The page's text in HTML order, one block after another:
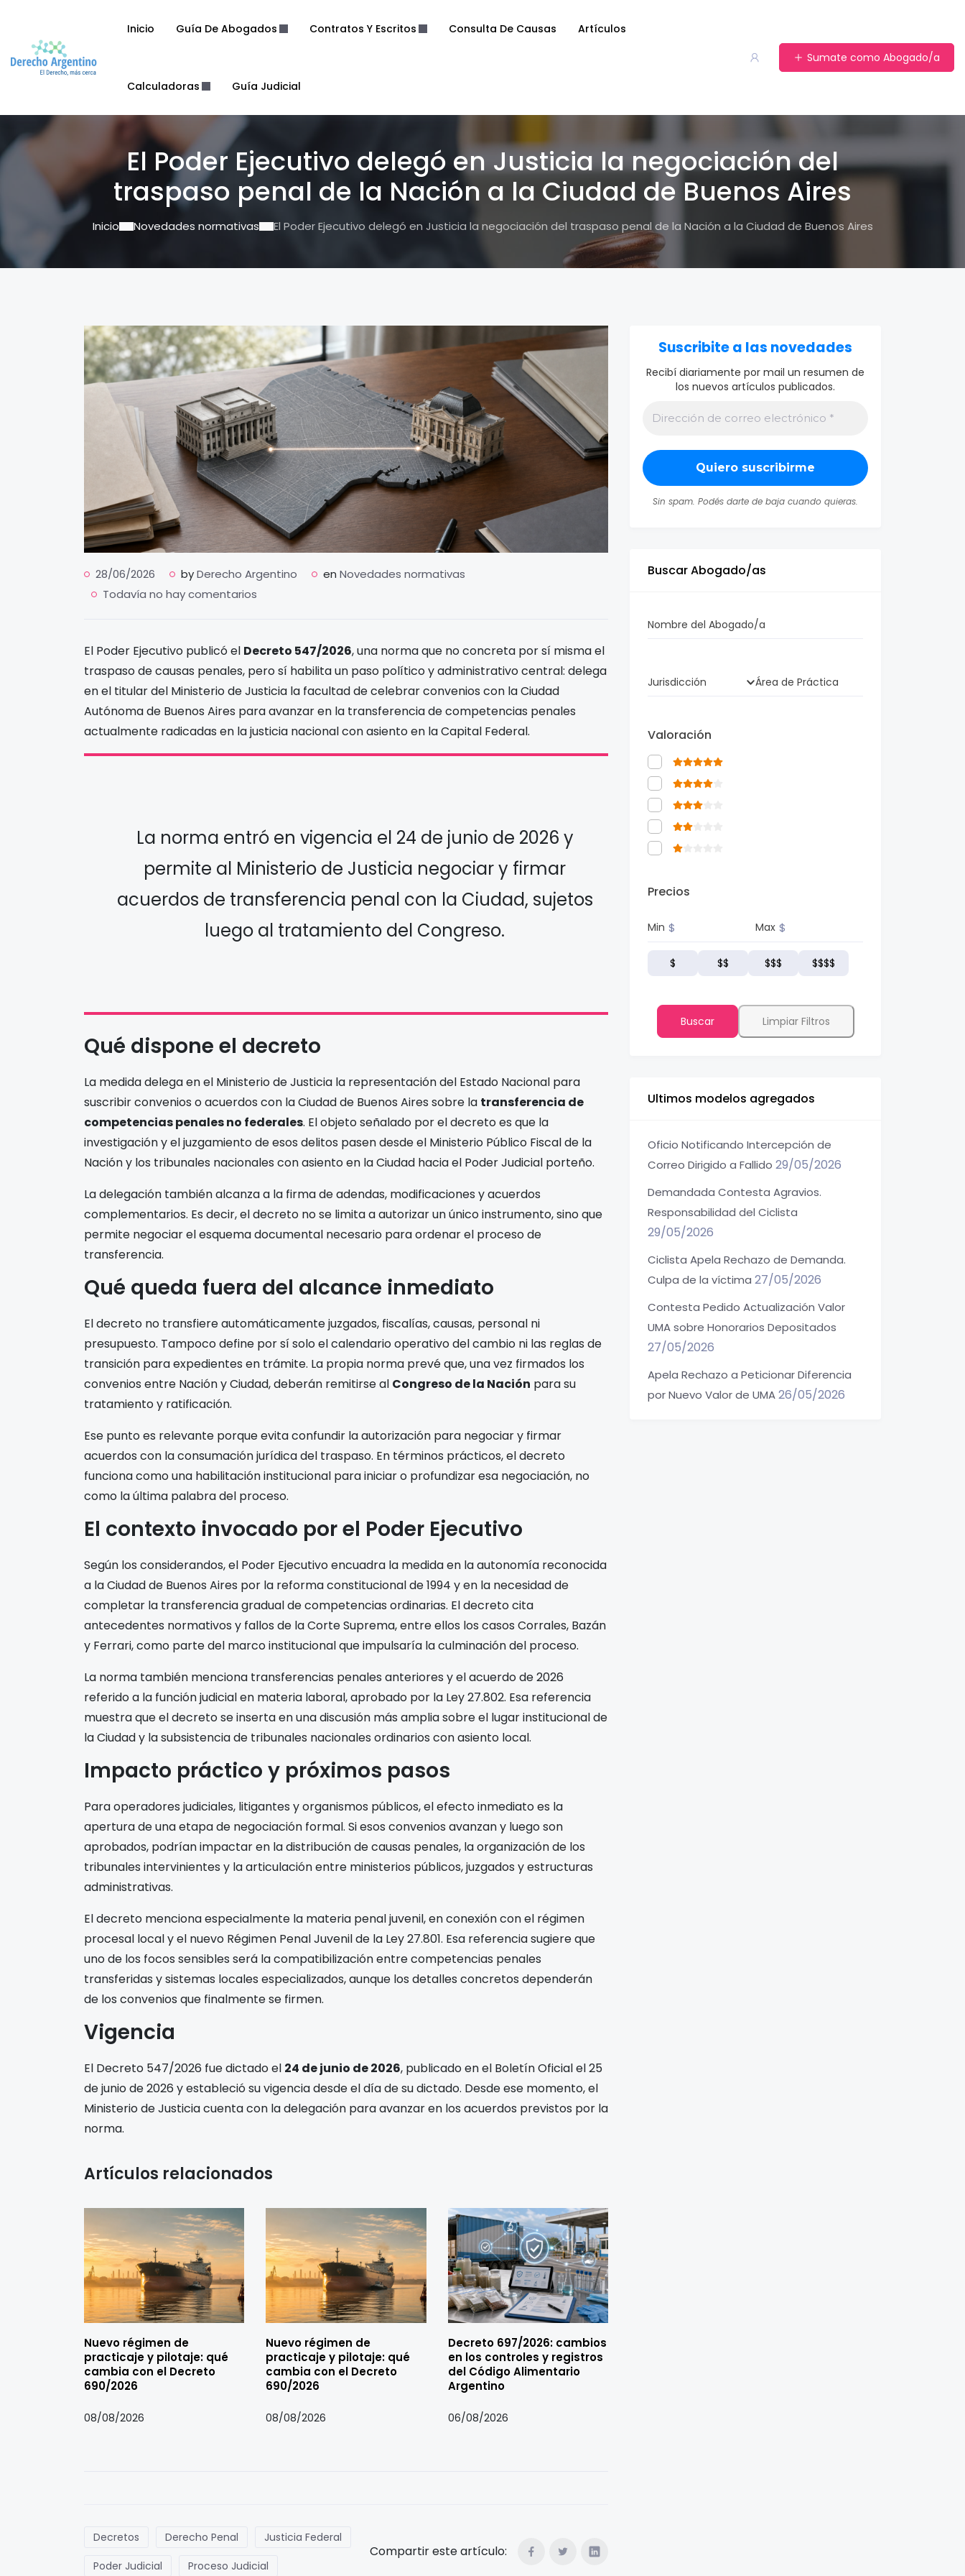
Inicio Guía De Abogados Contratos Y Escritos Consulta De Causas Artículos
Calculadoras Guía Judicial
Sumate como Abogado/a
El Poder Ejecutivo delegó en Justicia la negociación del
traspaso penal de la Nación a la Ciudad de Buenos Aires
Inicio Novedades normativas El Poder Ejecutivo delegó en Justicia la negociación del traspaso penal de la Nación a la Ciudad de Buenos Aires
28/06/2026 byDerecho Argentino en Novedades normativas
Todavía no hay comentarios
El Poder Ejecutivo publicó el Decreto 547/2026, una norma que no concreta por sí misma el
traspaso de causas penales, pero sí habilita un paso político y administrativo central: delega
en el titular del Ministerio de Justicia la facultad de celebrar convenios con la Ciudad
Autónoma de Buenos Aires para avanzar en la transferencia de competencias penales
actualmente radicadas en la justicia nacional con asiento en la Capital Federal.
La norma entró en vigencia el 24 de junio de 2026 y
permite al Ministerio de Justicia negociar y firmar
acuerdos de transferencia penal con la Ciudad, sujetos
luego al tratamiento del Congreso.
Qué dispone el decreto
La medida delega en el Ministerio de Justicia la representación del Estado Nacional para
suscribir convenios o acuerdos con la Ciudad de Buenos Aires sobre la transferencia de
competencias penales no federales. El objeto señalado por el decreto es que la
investigación y el juzgamiento de esos delitos pasen desde el Ministerio Público Fiscal de la
Nación y los tribunales nacionales con asiento en la Ciudad hacia el Poder Judicial porteño.
La delegación también alcanza a la firma de adendas, modificaciones y acuerdos
complementarios. Es decir, el decreto no se limita a autorizar un único instrumento, sino que
permite negociar el esquema documental necesario para ordenar el proceso de
transferencia.
Qué queda fuera del alcance inmediato
El decreto no transfiere automáticamente juzgados, fiscalías, causas, personal ni
presupuesto. Tampoco define por sí solo el calendario operativo del cambio ni las reglas de
transición para expedientes en trámite. La propia norma prevé que, una vez firmados los
convenios entre Nación y Ciudad, deberán remitirse al Congreso de la Nación para su
tratamiento y ratificación.
Ese punto es relevante porque evita confundir la autorización para negociar y firmar
acuerdos con la consumación jurídica del traspaso. En términos prácticos, el decreto
funciona como una habilitación institucional para iniciar o profundizar esa negociación, no
como la última palabra del proceso.
El contexto invocado por el Poder Ejecutivo
Según los considerandos, el Poder Ejecutivo encuadra la medida en la autonomía reconocida
a la Ciudad de Buenos Aires por la reforma constitucional de 1994 y en la necesidad de
completar la transferencia gradual de competencias ordinarias. El decreto cita
antecedentes normativos y fallos de la Corte Suprema, entre ellos los casos Corrales, Bazán
y Ferrari, como parte del marco institucional que impulsaría la culminación del proceso.
La norma también menciona transferencias penales anteriores y el acuerdo de 2026
referido a la función judicial en materia laboral, aprobado por la Ley 27.802. Esa referencia
muestra que el decreto se inserta en una discusión más amplia sobre el lugar institucional de
la Ciudad y la subsistencia de tribunales nacionales ordinarios con asiento local.
Impacto práctico y próximos pasos
Para operadores judiciales, litigantes y organismos públicos, el efecto inmediato es la
apertura de una etapa de negociación formal. Si esos convenios avanzan y luego son
aprobados, podrían impactar en la distribución de causas penales, la organización de los
tribunales intervinientes y la articulación entre ministerios públicos, juzgados y estructuras
administrativas.
El decreto menciona especialmente la materia penal juvenil, en conexión con el régimen
procesal local y el nuevo Régimen Penal Juvenil de la Ley 27.801. Esa referencia sugiere que
uno de los focos sensibles será la compatibilización entre competencias penales
transferidas y sistemas locales especializados, aunque los detalles concretos dependerán
de los convenios que finalmente se firmen.
Vigencia
El Decreto 547/2026 fue dictado el 24 de junio de 2026, publicado en el Boletín Oficial el 25
de junio de 2026 y estableció su vigencia desde el día de su dictado. Desde ese momento, el
Ministerio de Justicia cuenta con la delegación para avanzar en los acuerdos previstos por la
norma.
Artículos relacionados
Nuevo régimen de
practicaje y pilotaje: qué
cambia con el Decreto
690/2026
08/08/2026
Nuevo régimen de
practicaje y pilotaje: qué
cambia con el Decreto
690/2026
08/08/2026
Decreto 697/2026: cambios
en los controles y registros
del Código Alimentario
Argentino
06/08/2026
Decretos Derecho Penal
Justicia Federal
Poder Judicial
Proceso Judicial
Compartir este artículo:
Suscribite a las novedades
Recibí diariamente por mail un resumen de
los nuevos artículos publicados.
Sin spam. Podés darte de baja cuando quieras.
Buscar Abogado/as
Nombre del Abogado/a
Jurisdicción Área de Práctica
Valoración
Precios
Min $ Max $
$ $$ $$$ $$$$
Buscar Limpiar Filtros
Ultimos modelos agregados
Oficio Notificando Intercepción de
Correo Dirigido a Fallido 29/05/2026
Demandada Contesta Agravios.
Responsabilidad del Ciclista
29/05/2026
Ciclista Apela Rechazo de Demanda.
Culpa de la víctima 27/05/2026
Contesta Pedido Actualización Valor
UMA sobre Honorarios Depositados
27/05/2026
Apela Rechazo a Peticionar Diferencia
por Nuevo Valor de UMA26/05/2026